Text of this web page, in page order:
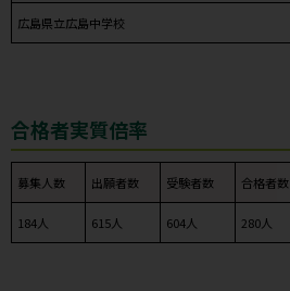
広島県立広島中学校
合格者実質倍率
募集人数 出願者数 受験者数 合格者数
184人 615人 604人 280人